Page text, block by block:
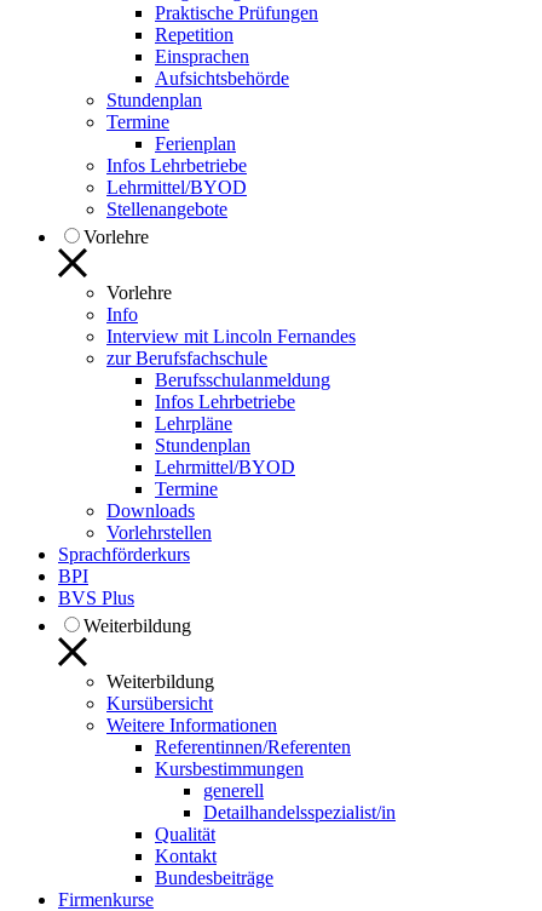
Praktische Prüfungen
Repetition
Einsprachen
Aufsichtsbehörde
Stundenplan
Termine
Ferienplan
Infos Lehrbetriebe
Lehrmittel/BYOD
Stellenangebote
Vorlehre
Vorlehre
Info
Interview mit Lincoln Fernandes
zur Berufsfachschule
Berufsschulanmeldung
Infos Lehrbetriebe
Lehrpläne
Stundenplan
Lehrmittel/BYOD
Termine
Downloads
Vorlehrstellen
Sprachförderkurs
BPI
BVS Plus
Weiterbildung
Weiterbildung
Kursübersicht
Weitere Informationen
Referentinnen/Referenten
Kursbestimmungen
generell
Detailhandelsspezialist/in
Qualität
Kontakt
Bundesbeiträge
Firmenkurse